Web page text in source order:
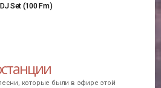
Set (100 Fm)
которые были в эфире этой